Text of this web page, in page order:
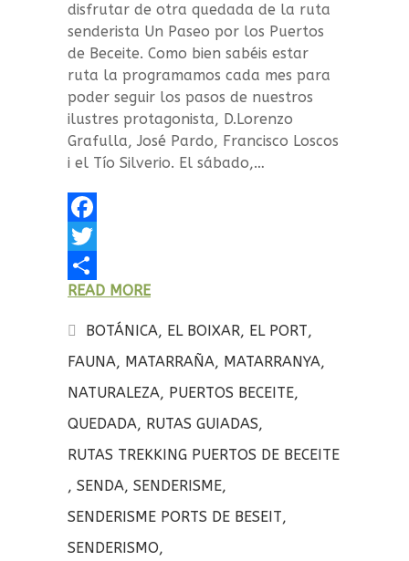
disfrutar de otra quedada de la ruta
senderista Un Paseo por los Puertos
de Beceite. Como bien sabéis estar
ruta la programamos cada mes para
poder seguir los pasos de nuestros
ilustres protagonista, D.Lorenzo
Grafulla, José Pardo, Francisco Loscos
i el Tío Silverio. El sábado,…
F
a
c
e
b
T
w
i
t
C
o
m
i
r
READ MORE
BOTÁNICA, EL BOIXAR, EL PORT,
FAUNA, MATARRAÑA, MATARRANYA,
NATURALEZA, PUERTOS BECEITE,
QUEDADA, RUTAS GUIADAS,
RUTAS TREKKING PUERTOS DE BECEITE
, SENDA, SENDERISME,
SENDERISME PORTS DE BESEIT,
SENDERISMO,